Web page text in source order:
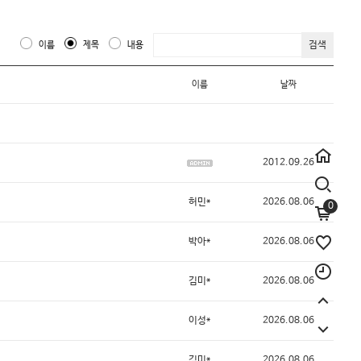
0
이름 제목 내용 검색
이름 날짜
2012.09.26
허민* 2026.08.06
박아* 2026.08.06
김미* 2026.08.06
이성* 2026.08.06